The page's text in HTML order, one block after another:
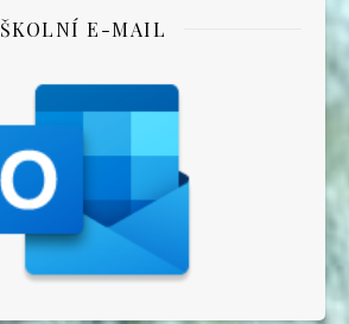
ŠKOLNÍ E-MAIL